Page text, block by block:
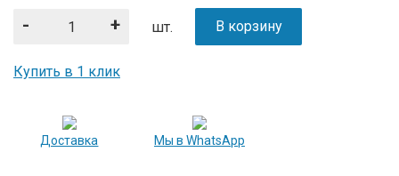
+
- шт. В корзину
Купить в 1 клик
Доставка Мы в WhatsApp